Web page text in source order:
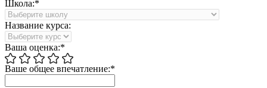
Школа:*
Название курса:
Ваша оценка:*
Ваше общее впечатление:*